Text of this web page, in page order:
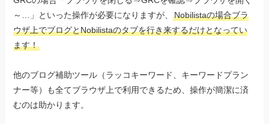
～…」といった操作が必要になりますが、Nobilistaの場合ブラ
ウザ上でブログとNobilistaのタブを行き来するだけとなってい
ます！
他のブログ補助ツール（ラッコキーワード、キーワードプラン
ナー等）も全てブラウザ上で利用できるため、操作が簡潔に済
むのは助かります。